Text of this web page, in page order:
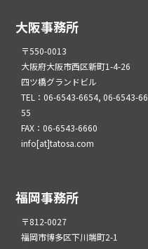
大阪事務所
〒550-0013
大阪府大阪市西区新町1-4-26
四ツ橋グランドビル
TEL：06-6543-6654, 06-6543-66
55
FAX：06-6543-6660
info[at]tatosa.com
福岡事務所
〒812-0027
福岡市博多区下川端町2-1